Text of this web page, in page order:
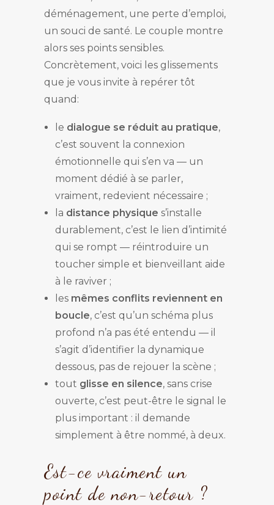
déménagement, une perte d’emploi,
un souci de santé. Le couple montre
alors ses points sensibles.
Concrètement, voici les glissements
que je vous invite à repérer tôt
quand:
le dialogue se réduit au pratique,
c’est souvent la connexion
émotionnelle qui s’en va — un
moment dédié à se parler,
vraiment, redevient nécessaire ;
la distance physique s’installe
durablement, c’est le lien d’intimité
qui se rompt — réintroduire un
toucher simple et bienveillant aide
à le raviver ;
les mêmes conflits reviennent en
boucle, c’est qu’un schéma plus
profond n’a pas été entendu — il
s’agit d’identifier la dynamique
dessous, pas de rejouer la scène ;
tout glisse en silence, sans crise
ouverte, c’est peut-être le signal le
plus important : il demande
simplement à être nommé, à deux.
Est-ce vraiment un
point de non-retour ?